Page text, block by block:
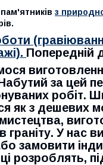
з
Попередній
за цей
робіт.
як з дешевих
граніту. У нас
замовити
розроблять,